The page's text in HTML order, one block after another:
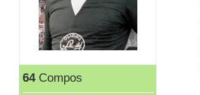
64Compos